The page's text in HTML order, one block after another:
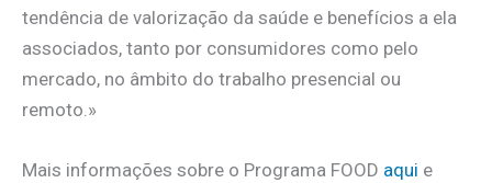
tendência de valorização da saúde e benefícios a ela
associados, tanto por consumidores como pelo
mercado, no âmbito do trabalho presencial ou
remoto.»
Mais informações sobre o Programa FOOD aqui e